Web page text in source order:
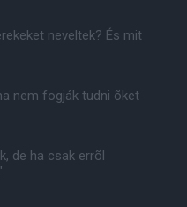
neveltek? És mit
nem fogják tudni õket
de ha csak errõl